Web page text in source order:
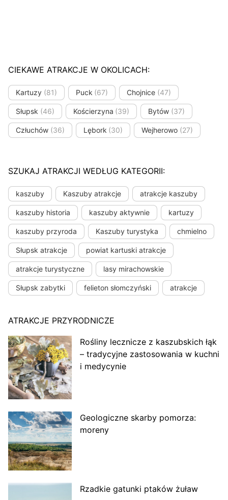
CIEKAWE ATRAKCJE W OKOLICACH:
Kartuzy (81) Puck (67) Chojnice (47)
Słupsk (46) Kościerzyna (39) Bytów (37)
Człuchów (36) Lębork (30) Wejherowo (27)
SZUKAJ ATRAKCJI WEDŁUG KATEGORII:
kaszuby Kaszuby atrakcje atrakcje kaszuby
kaszuby historia kaszuby aktywnie kartuzy
kaszuby przyroda Kaszuby turystyka chmielno
Słupsk atrakcje powiat kartuski atrakcje
atrakcje turystyczne lasy mirachowskie
Słupsk zabytki felieton słomczyński atrakcje
ATRAKCJE PRZYRODNICZE
Rośliny lecznicze z kaszubskich łąk
– tradycyjne zastosowania w kuchni
i medycynie
Geologiczne skarby pomorza:
moreny
Rzadkie gatunki ptaków żuław